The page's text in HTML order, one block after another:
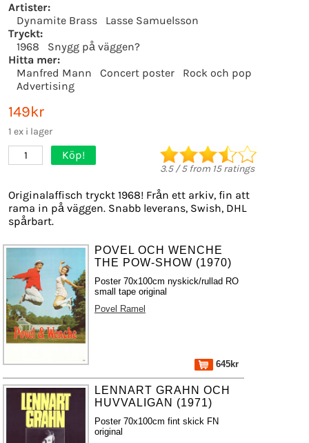
Artister:
Dynamite Brass
Lasse Samuelsson
Tryckt:
1968
Snygg på väggen?
Hitta mer:
Manfred Mann
Concert poster
Rock och pop
Advertising
149kr
1 ex i lager
1 Köp!
3.5/5from 15ratings
Originalaffisch tryckt 1968! Från ett arkiv, fin att
rama in på väggen. Snabb leverans, Swish, DHL
spårbart.
POVEL OCH WENCHE
THE POW-SHOW (1970)
Poster 70x100cm nyskick/rullad RO
small tape original
Povel Ramel
645kr
LENNART GRAHN OCH
HUVVALIGAN (1971)
Poster 70x100cm fint skick FN
original